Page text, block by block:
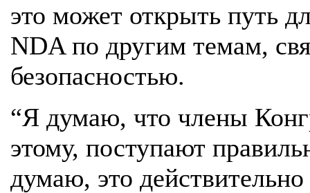
это может открыть путь
NDA по другим темам,
безопасностью.
“Я думаю, что члены
этому, поступают
думаю, это действительно